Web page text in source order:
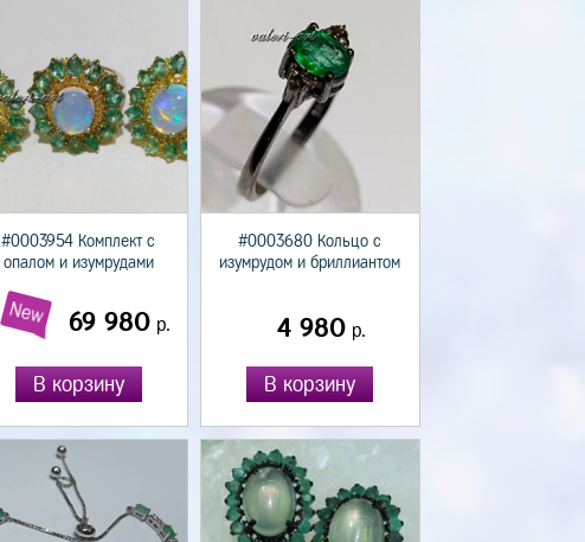
#0003954 Комплект с
опалом и изумрудами
New 69 980 р.
В корзину
#0003680 Кольцо с
изумрудом и бриллиантом
4 980 р.
В корзину